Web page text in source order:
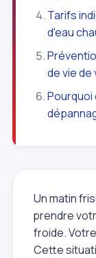
Tarifs
d'eau
de vie
Pourquoi
Un matin
prendre
froide.
Cette